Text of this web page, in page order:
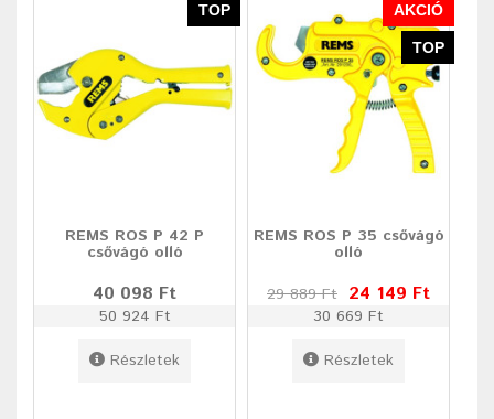
TOP
REMS ROS P 42 P
csővágó olló
40 098 Ft
50 924 Ft
Részletek
AKCIÓ
TOP
REMS ROS P 35 csővágó
olló
29 889 Ft 24 149 Ft
30 669 Ft
Részletek